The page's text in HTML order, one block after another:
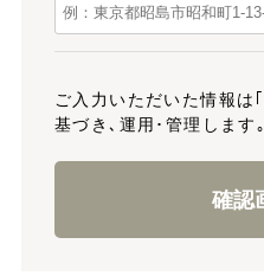
ご入力いただいた情報は｢
基づき､運用･管理します｡